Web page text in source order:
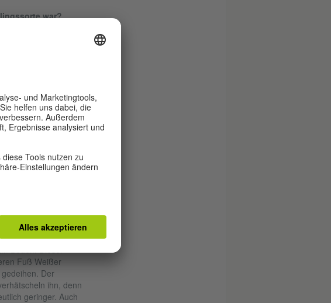
war?
behilflich
auf
Laurent
des
kein Problem.
wir die
Rotweins tippen
den Cuvée
St. Laurent. Wir
reinem Kalkspat und
Boden. Dieser
Fuß Weißer
Der
ihn, denn
geringer. Auch